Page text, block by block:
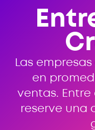
Las
en
ventas. Entre
reserve una